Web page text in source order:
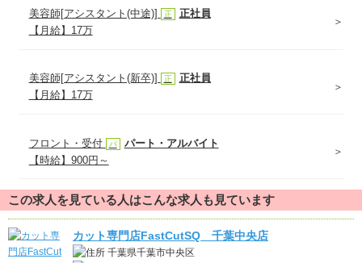
美容師[アシスタント(中途)] 正
正社員
【月給】17万
美容師[アシスタント(新卒)] 正
正社員
【月給】17万
フロント・受付 パ
パート・アルバイト
【時給】900円～
この求人を見ている人はこんな求人も見ています
カット専門店FastCutSQ 千葉中央店
千葉県千葉市中央区